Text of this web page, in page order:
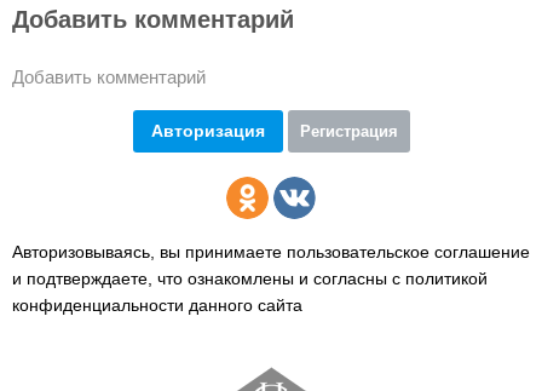
Добавить комментарий
Добавить комментарий
Авторизация Регистрация
Авторизовываясь, вы принимаете пользовательское соглашение
и подтверждаете, что ознакомлены и согласны с политикой
конфиденциальности данного сайта